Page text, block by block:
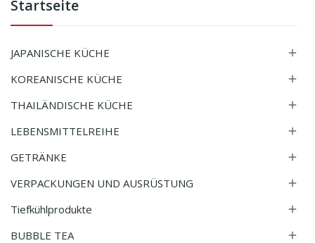
Startseite
JAPANISCHE KÜCHE 
KOREANISCHE KÜCHE 
THAILÄNDISCHE KÜCHE 
LEBENSMITTELREIHE 
GETRÄNKE 
VERPACKUNGEN UND AUSRÜSTUNG 
Tiefkühlprodukte 
BUBBLE TEA 